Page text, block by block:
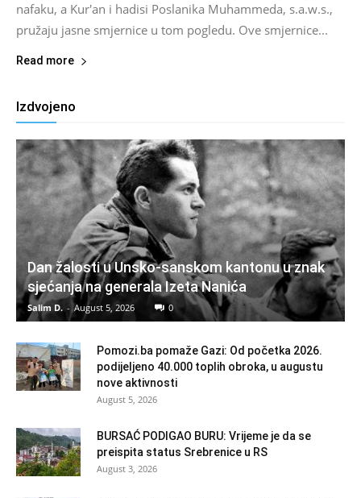
nafaku, a Kur'an i hadisi Poslanika Muhammeda, s.a.w.s.,
pružaju jasne smjernice u tom pogledu. Ove smjernice...
Read more
Izdvojeno
Dan žalosti u Unsko-sanskom kantonu u znak
sjećanja na generala Izeta Nanića
Salim D. - August 5, 2026 0
Pomozi.ba pomaže Gazi: Od početka 2026.
podijeljeno 40.000 toplih obroka, u augustu
nove aktivnosti
August 5, 2026
BURSAĆ PODIGAO BURU: Vrijeme je da se
preispita status Srebrenice u RS
August 3, 2026